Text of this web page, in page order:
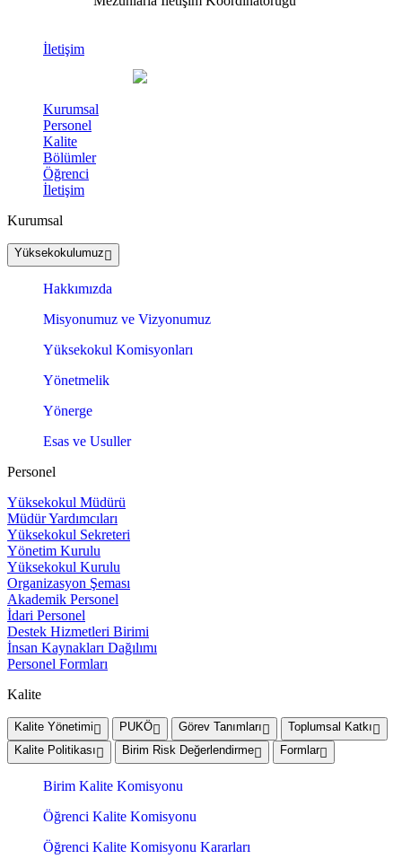
İletişim
Kurumsal
Personel
Kalite
Bölümler
Öğrenci
İletişim
Kurumsal
Yüksekokulumuz
Hakkımızda
Misyonumuz ve Vizyonumuz
Yüksekokul Komisyonları
Yönetmelik
Yönerge
Esas ve Usuller
Personel
Yüksekokul Müdürü
Müdür Yardımcıları
Yüksekokul Sekreteri
Yönetim Kurulu
Yüksekokul Kurulu
Organizasyon Şeması
Akademik Personel
İdari Personel
Destek Hizmetleri Birimi
İnsan Kaynakları Dağılımı
Personel Formları
Kalite
Kalite Yönetimi PUKÖ Görev Tanımları
Toplumsal Katkı
Kalite Politikası
Birim Risk Değerlendirme Formlar
Birim Kalite Komisyonu
Öğrenci Kalite Komisyonu
Öğrenci Kalite Komisyonu Kararları